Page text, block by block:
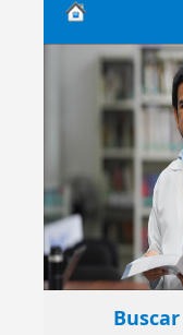
Biblioteca
Central
EsSalud
Buscar